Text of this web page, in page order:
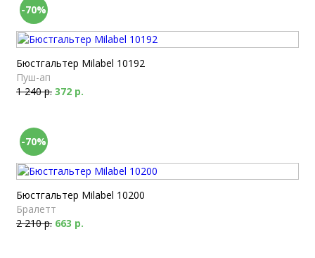
-70%
Бюстгальтер Milabel 10192
Пуш-ап
1 240 р. 372 р.
-70%
Бюстгальтер Milabel 10200
Бралетт
2 210 р. 663 р.